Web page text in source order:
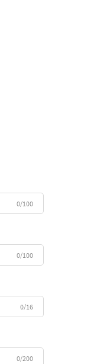
0/100
0/100
0/16
0/200